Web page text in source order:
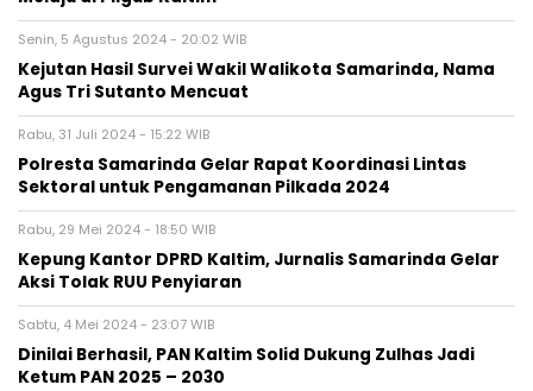
Senin, 5 Agustus 2024 - 20:02 WIB
Kejutan Hasil Survei Wakil Walikota Samarinda, Nama
Agus Tri Sutanto Mencuat
Rabu, 31 Juli 2024 - 15:22 WIB
Polresta Samarinda Gelar Rapat Koordinasi Lintas
Sektoral untuk Pengamanan Pilkada 2024
Rabu, 29 Mei 2024 - 18:50 WIB
Kepung Kantor DPRD Kaltim, Jurnalis Samarinda Gelar
Aksi Tolak RUU Penyiaran
Sabtu, 4 Mei 2024 - 23:07 WIB
Dinilai Berhasil, PAN Kaltim Solid Dukung Zulhas Jadi
Ketum PAN 2025 – 2030